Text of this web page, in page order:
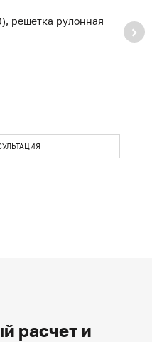
решетка рулонная
расчет и